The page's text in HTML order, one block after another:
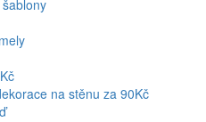
na stěnu za 90Kč